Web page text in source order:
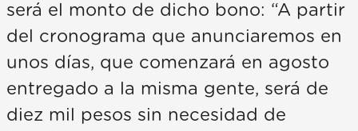
será el monto de dicho bono: “A partir
del cronograma que anunciaremos en
unos días, que comenzará en agosto
entregado a la misma gente, será de
diez mil pesos sin necesidad de